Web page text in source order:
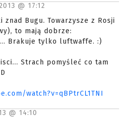
@ 17:12
znad Bugu. Towarzysze z Rosji
to mają dobrze:
Brakuje tylko luftwaffe. :)
Strach pomyśleć co tam
watch?v=qBPtrCL1TNI
@ 14:10